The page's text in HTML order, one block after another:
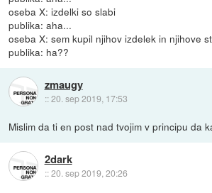
oseba X: izdelki so slabi
publika: aha...
oseba X: sem kupil njihov izdelek in njihove
publika: ha??
zmaugy
::20. sep 2019, 17:53
Mislim da ti en post nad tvojim v principu da
2dark
::20. sep 2019, 20:26